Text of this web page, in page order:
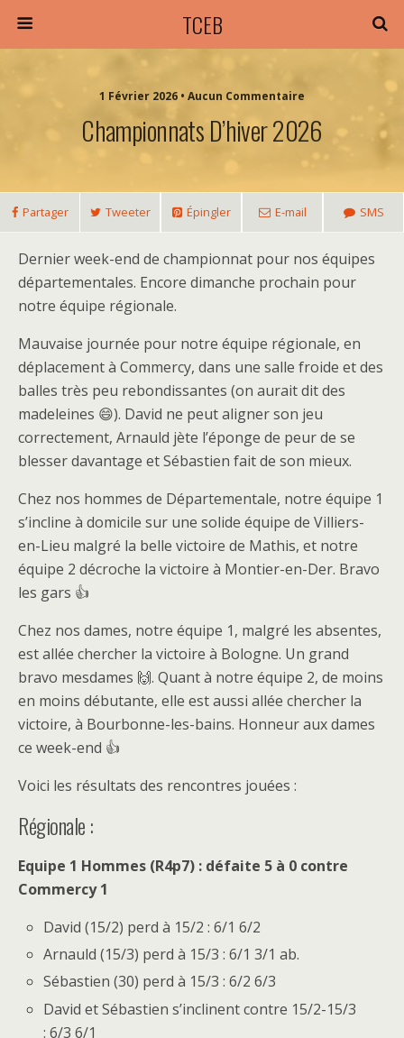
TCEB
1 Février 2026 • Aucun Commentaire
Championnats D’hiver 2026
Partager Tweeter Épingler E-mail SMS
Dernier week-end de championnat pour nos équipes
départementales. Encore dimanche prochain pour
notre équipe régionale.
Mauvaise journée pour notre équipe régionale, en
déplacement à Commercy, dans une salle froide et des
balles très peu rebondissantes (on aurait dit des
madeleines 😄). David ne peut aligner son jeu
correctement, Arnauld jète l’éponge de peur de se
blesser davantage et Sébastien fait de son mieux.
Chez nos hommes de Départementale, notre équipe 1
s’incline à domicile sur une solide équipe de Villiers-
en-Lieu malgré la belle victoire de Mathis, et notre
équipe 2 décroche la victoire à Montier-en-Der. Bravo
les gars 👍
Chez nos dames, notre équipe 1, malgré les absentes,
est allée chercher la victoire à Bologne. Un grand
bravo mesdames 🙌. Quant à notre équipe 2, de moins
en moins débutante, elle est aussi allée chercher la
victoire, à Bourbonne-les-bains. Honneur aux dames
ce week-end 👍
Voici les résultats des rencontres jouées :
Régionale :
Equipe 1 Hommes (R4p7) : défaite 5 à 0 contre
Commercy 1
David (15/2) perd à 15/2 : 6/1 6/2
Arnauld (15/3) perd à 15/3 : 6/1 3/1 ab.
Sébastien (30) perd à 15/3 : 6/2 6/3
David et Sébastien s’inclinent contre 15/2-15/3
: 6/3 6/1